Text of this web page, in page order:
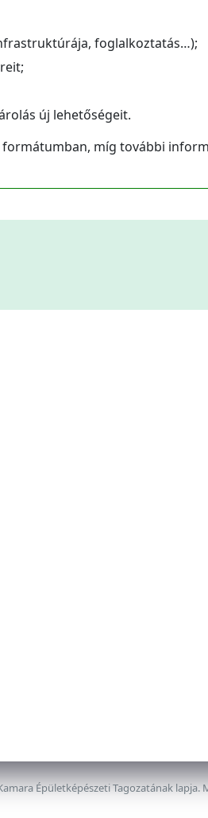
foglalkoztatás…);
új lehetőségeit.
míg további
Épületképészeti Tagozatának